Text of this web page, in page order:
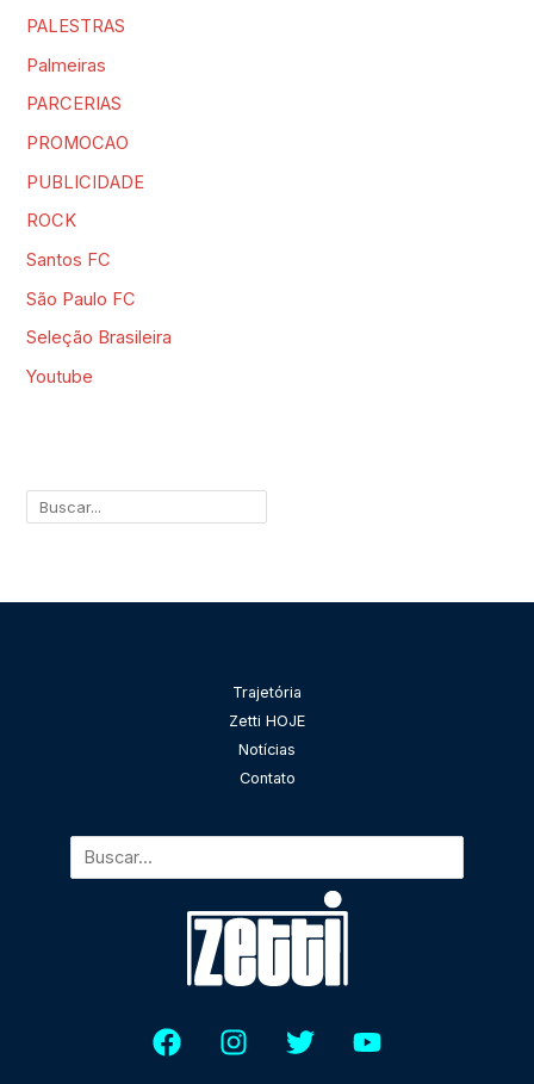
PALESTRAS
Palmeiras
PARCERIAS
PROMOCAO
PUBLICIDADE
ROCK
Santos FC
São Paulo FC
Seleção Brasileira
Youtube
Trajetória
Zetti HOJE
Notícias
Contato
Pesquisar